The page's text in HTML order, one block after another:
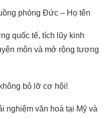
phòng Đức – Họ tên
quốc tế, tích lũy kinh
môn và mở rộng tương
bỏ lỡ cơ hội!
nghiệm văn hoá tại Mỹ và